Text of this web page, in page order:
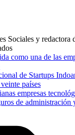
Sociales y redactora
como una de las
de Startups
países
empresas
de administración